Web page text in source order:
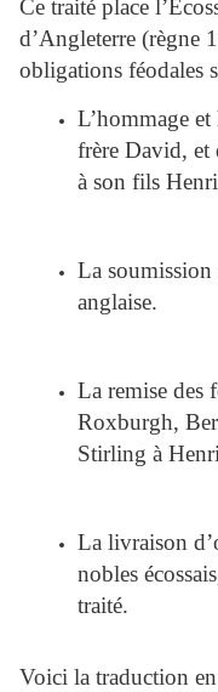
Ce traité place
d’Angleterre (règne
obligations féodales
L’hommage
frère David, et
à son fils
La soumission
anglaise.
La remise des
Roxburgh,
Stirling à
La livraison
nobles
traité.
Voici la traduction